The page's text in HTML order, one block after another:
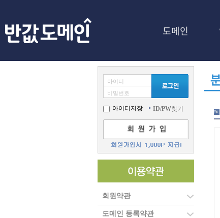
도메인
아이디
비밀번호
아이디저장 ID/PW찾기
회원약관
도메인 등록약관